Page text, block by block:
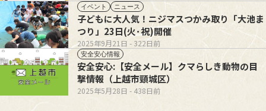
イベント ニュース
2025年9月21日 - 322日前
子どもに大人気！ニジマスつかみ取り「大池ま
つり」23日(火･祝)開催
安全安心情報
2025年5月28日 - 438日前
安全安心:【安全メール】クマらしき動物の目
撃情報（上越市頸城区）